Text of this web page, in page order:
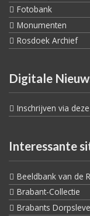
Fotobank
Monumenten
Rosdoek Archief
Digitale
Inschrijven via
Interessante
Beeldbank van de
Brabant-Collectie
Brabants